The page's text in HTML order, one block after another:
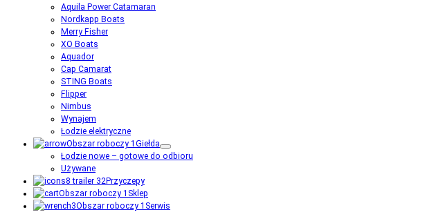
Aquila Power Catamaran
Nordkapp Boats
Merry Fisher
XO Boats
Aquador
Cap Camarat
STING Boats
Flipper
Nimbus
Wynajem
Łodzie elektryczne
Giełda
Łodzie nowe – gotowe do odbioru
Używane
Przyczepy
Sklep
Serwis